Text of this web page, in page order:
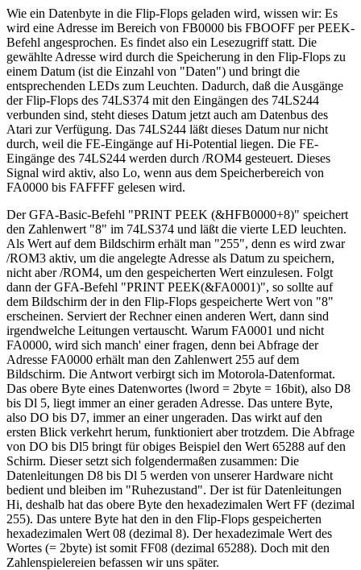
Wie ein Datenbyte in die Flip-Flops geladen wird, wissen wir: Es
wird eine Adresse im Bereich von FB0000 bis FBOOFF per PEEK-
Befehl angesprochen. Es findet also ein Lesezugriff statt. Die
gewählte Adresse wird durch die Speicherung in den Flip-Flops zu
einem Datum (ist die Einzahl von "Daten") und bringt die
entsprechenden LEDs zum Leuchten. Dadurch, daß die Ausgänge
der Flip-Flops des 74LS374 mit den Eingängen des 74LS244
verbunden sind, steht dieses Datum jetzt auch am Datenbus des
Atari zur Verfügung. Das 74LS244 läßt dieses Datum nur nicht
durch, weil die FE-Eingänge auf Hi-Potential liegen. Die FE-
Eingänge des 74LS244 werden durch /ROM4 gesteuert. Dieses
Signal wird aktiv, also Lo, wenn aus dem Speicherbereich von
FA0000 bis FAFFFF gelesen wird.
Der GFA-Basic-Befehl "PRINT PEEK (&HFB0000+8)" speichert
den Zahlenwert "8" im 74LS374 und läßt die vierte LED leuchten.
Als Wert auf dem Bildschirm erhält man "255", denn es wird zwar
/ROM3 aktiv, um die angelegte Adresse als Datum zu speichern,
nicht aber /ROM4, um den gespeicherten Wert einzulesen. Folgt
dann der GFA-Befehl "PRINT PEEK(&FA0001)", so sollte auf
dem Bildschirm der in den Flip-Flops gespeicherte Wert von "8"
erscheinen. Serviert der Rechner einen anderen Wert, dann sind
irgendwelche Leitungen vertauscht. Warum FA0001 und nicht
FA0000, wird sich manch' einer fragen, denn bei Abfrage der
Adresse FA0000 erhält man den Zahlenwert 255 auf dem
Bildschirm. Die Antwort verbirgt sich im Motorola-Datenformat.
Das obere Byte eines Datenwortes (lword = 2byte = 16bit), also D8
bis Dl 5, liegt immer an einer geraden Adresse. Das untere Byte,
also DO bis D7, immer an einer ungeraden. Das wirkt auf den
ersten Blick verkehrt herum, funktioniert aber trotzdem. Die Abfrage
von DO bis Dl5 bringt für obiges Beispiel den Wert 65288 auf den
Schirm. Dieser setzt sich folgendermaßen zusammen: Die
Datenleitungen D8 bis Dl 5 werden von unserer Hardware nicht
bedient und bleiben im "Ruhezustand". Der ist für Datenleitungen
Hi, deshalb hat das obere Byte den hexadezimalen Wert FF (dezimal
255). Das untere Byte hat den in den Flip-Flops gespeicherten
hexadezimalen Wert 08 (dezimal 8). Der hexadezimale Wert des
Wortes (= 2byte) ist somit FF08 (dezimal 65288). Doch mit den
Zahlenspielereien befassen wir uns später.